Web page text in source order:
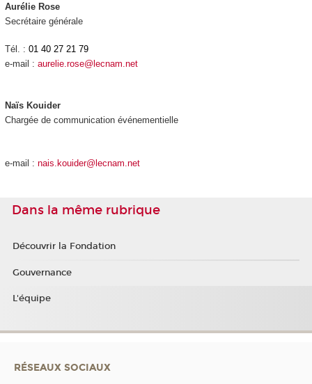
Aurélie Rose
Secrétaire générale
Tél. : 01 40 27 21 79
e-mail : aurelie.rose@lecnam.net
Naïs Kouider
Chargée de communication événementielle
e-mail : nais.kouider@lecnam.net
Dans la même rubrique
Découvrir la Fondation
Gouvernance
L'équipe
RÉSEAUX SOCIAUX